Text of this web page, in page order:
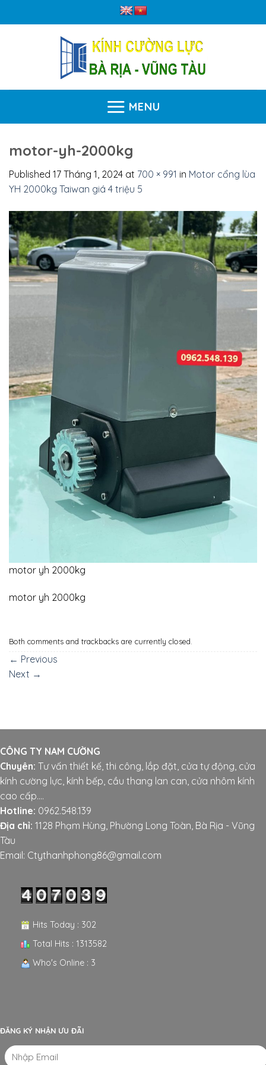
to
MENU
motor-yh-2000kg
Published 17 Tháng 1, 2024 at 700 × 991 in Motor cổng lùa
YH 2000kg Taiwan giá 4 triệu 5
motor yh 2000kg
motor yh 2000kg
Both comments and trackbacks are currently closed.
← Previous
Next →
CÔNG TY NAM CƯỜNG
Chuyên: Tư vấn thiết kế, thi công, lắp đặt, cửa tự động, cửa
kính cường lực, kính bếp, cầu thang lan can, cửa nhôm kính
cao cấp....
Hotline: 0962.548.139
Địa chỉ: 1128 Phạm Hùng, Phường Long Toàn, Bà Rịa - Vũng
Tàu
Email: Ctythanhphong86@gmail.com
Hits Today : 302
Total Hits : 1313582
Who's Online : 3
ĐĂNG KÝ NHẬN ƯU ĐÃI